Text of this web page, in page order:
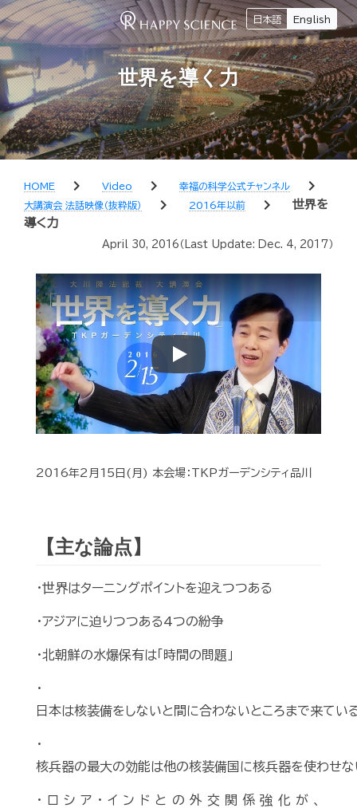
日本語 English
世界を導く力
HOME chevron_right Video chevron_right 幸福の科学公式チャンネル chevron_right
大講演会 法話映像（抜粋版） chevron_right 2016年以前 chevron_right
世界を
導く力
April 30, 2016 （Last Update: Dec. 4, 2017 ）
Play
2016年2月15日(月) 本会場：TKPガーデンシティ品川
【主な論点】
・世界はターニングポイントを迎えつつある
・アジアに迫りつつある4つの紛争
・北朝鮮の水爆保有は「時間の問題」
・
日本は核装備をしないと間に合わないところまで来てい
・
核兵器の最大の効能は他の核装備国に核兵器を使わせな
・ロシア・インドとの外交関係強化が、